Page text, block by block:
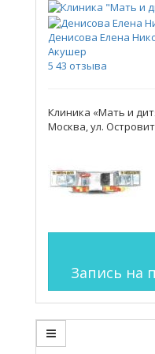
Денисова Елена
Акушер
5 43 отзыва
Клиника «Мать и
Москва, ул.
Запись на